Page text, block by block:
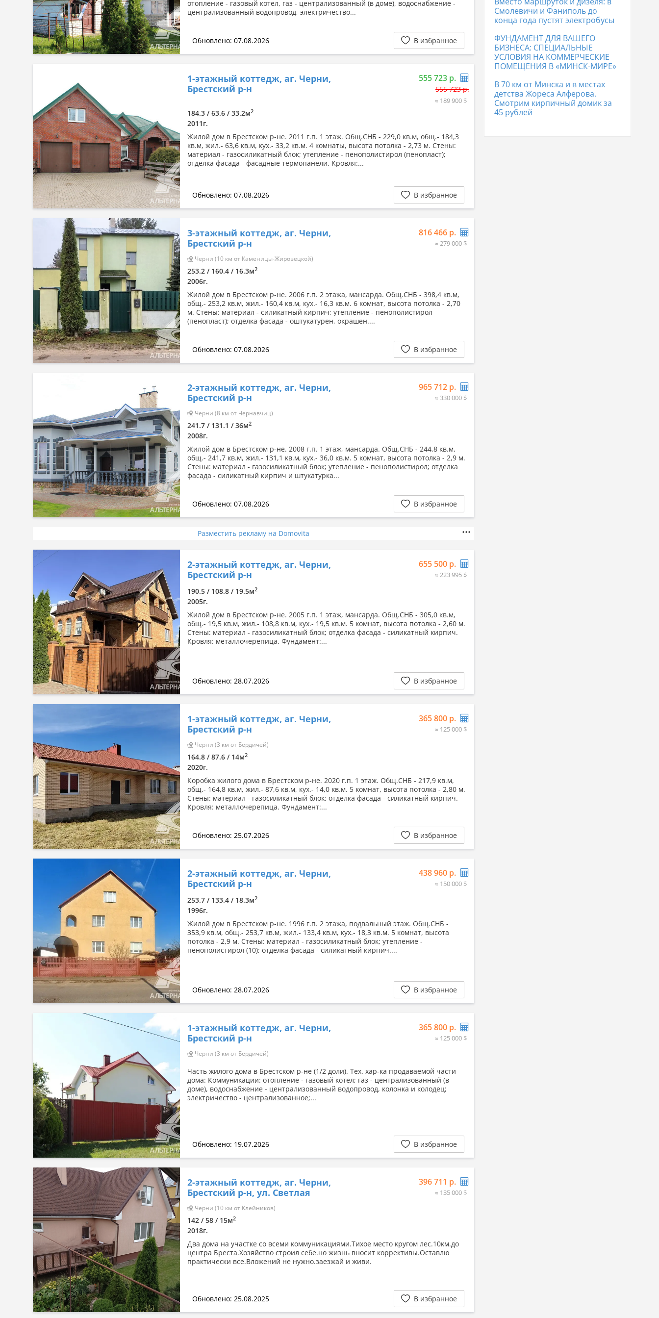
отопление - газовый котел, газ - централизованный (в доме), водоснабжение -
централизованный водопровод, электричество...
Обновлено: 07.08.2026 В избранное
1-этажный коттедж, аг. Черни,
Брестский р-н
555 723 р.
555 723 р.
≈ 189 900 $
184.3 / 63.6 / 33.2м2
2011г.
Жилой дом в Брестском р-не. 2011 г.п. 1 этаж. Общ.СНБ - 229,0 кв.м, общ.- 184,3
кв.м, жил.- 63,6 кв.м, кух.- 33,2 кв.м. 4 комнаты, высота потолка - 2,73 м. Стены:
материал - газосиликатный блок; утепление - пенополистирол (пенопласт);
отделка фасада - фасадные термопанели. Кровля:...
Обновлено: 07.08.2026 В избранное
3-этажный коттедж, аг. Черни,
Брестский р-н
Черни (10 км от Каменицы-Жировецкой)
816 466 р.
≈ 279 000 $
253.2 / 160.4 / 16.3м2
2006г.
Жилой дом в Брестском р-не. 2006 г.п. 2 этажа, мансарда. Общ.СНБ - 398,4 кв.м,
общ.- 253,2 кв.м, жил.- 160,4 кв.м, кух.- 16,3 кв.м. 6 комнат, высота потолка - 2,70
м. Стены: материал - силикатный кирпич; утепление - пенополистирол
(пенопласт); отделка фасада - оштукатурен, окрашен....
Обновлено: 07.08.2026 В избранное
2-этажный коттедж, аг. Черни,
Брестский р-н
Черни (8 км от Чернавчиц)
965 712 р.
≈ 330 000 $
241.7 / 131.1 / 36м2
2008г.
Жилой дом в Брестском р-не. 2008 г.п. 1 этаж, мансарда. Общ.СНБ - 244,8 кв.м,
общ.- 241,7 кв.м, жил.- 131,1 кв.м, кух.- 36,0 кв.м. 5 комнат, высота потолка - 2,9 м.
Стены: материал - газосиликатный блок; утепление - пенополистирол; отделка
фасада - силикатный кирпич и штукатурка...
Обновлено: 07.08.2026 В избранное
Разместить рекламу на Domovita
2-этажный коттедж, аг. Черни,
Брестский р-н
655 500 р.
≈ 223 995 $
190.5 / 108.8 / 19.5м2
2005г.
Жилой дом в Брестском р-не. 2005 г.п. 1 этаж, мансарда. Общ.СНБ - 305,0 кв.м,
общ.- 19,5 кв.м, жил.- 108,8 кв.м, кух.- 19,5 кв.м. 5 комнат, высота потолка - 2,60 м.
Стены: материал - газосиликатный блок; отделка фасада - силикатный кирпич.
Кровля: металлочерепица. Фундамент:...
Обновлено: 28.07.2026 В избранное
1-этажный коттедж, аг. Черни,
Брестский р-н
Черни (3 км от Бердичей)
365 800 р.
≈ 125 000 $
164.8 / 87.6 / 14м2
2020г.
Коробка жилого дома в Брестском р-не. 2020 г.п. 1 этаж. Общ.СНБ - 217,9 кв.м,
общ.- 164,8 кв.м, жил.- 87,6 кв.м, кух.- 14,0 кв.м. 5 комнат, высота потолка - 2,80 м.
Стены: материал - газосиликатный блок; отделка фасада - силикатный кирпич.
Кровля: металлочерепица. Фундамент:...
Обновлено: 25.07.2026 В избранное
2-этажный коттедж, аг. Черни,
Брестский р-н
438 960 р.
≈ 150 000 $
253.7 / 133.4 / 18.3м2
1996г.
Жилой дом в Брестском р-не. 1996 г.п. 2 этажа, подвальный этаж. Общ.СНБ -
353,9 кв.м, общ.- 253,7 кв.м, жил.- 133,4 кв.м, кух.- 18,3 кв.м. 5 комнат, высота
потолка - 2,9 м. Стены: материал - газосиликатный блок; утепление -
пенополистирол (10); отделка фасада - силикатный кирпич....
Обновлено: 28.07.2026 В избранное
1-этажный коттедж, аг. Черни,
Брестский р-н
Черни (3 км от Бердичей)
365 800 р.
≈ 125 000 $
Часть жилого дома в Брестском р-не (1/2 доли). Тех. хар-ка продаваемой части
дома: Коммуникации: отопление - газовый котел; газ - централизованный (в
доме), водоснабжение - централизованный водопровод, колонка и колодец;
электричество - централизованное;...
Обновлено: 19.07.2026 В избранное
2-этажный коттедж, аг. Черни,
Брестский р-н, ул. Светлая
Черни (10 км от Клейников)
396 711 р.
≈ 135 000 $
142 / 58 / 15м2
2018г.
Два дома на участке со всеми коммуникациями.Тихое место кругом лес.10км.до
центра Бреста.Хозяйство строил себе.но жизнь вносит коррективы.Оставлю
практически все.Вложений не нужно.заезжай и живи.
Обновлено: 25.08.2025 В избранное
Коттеджи в Лиде 170 267 р.
Смолевичи и Фаниполь до
конца года пустят электробусы
ФУНДАМЕНТ ДЛЯ ВАШЕГО
БИЗНЕСА: СПЕЦИАЛЬНЫЕ
УСЛОВИЯ НА КОММЕРЧЕСКИЕ
ПОМЕЩЕНИЯ В «МИНСК-МИРЕ»
В 70 км от Минска и в местах
детства Жореса Алферова.
Смотрим кирпичный домик за
45 рублей